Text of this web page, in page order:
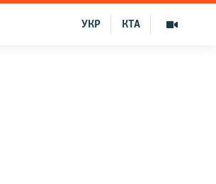
КТА
УКР